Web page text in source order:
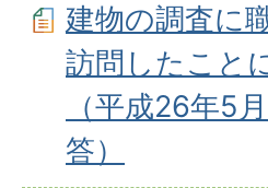
建物の調査に
訪問したこと
（平成26年5
答）